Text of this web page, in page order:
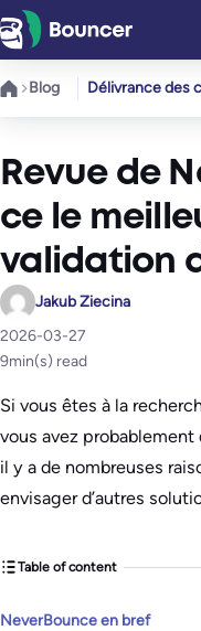
Aller
au
contenu
Blog Délivrance des
Revue de
ce le
validation
Jakub Ziecina
2026-03-27
9min(s) read
Si vous êtes à la
vous avez
il y a de nombreuses
envisager d’autres
Table of content
NeverBounce en bref